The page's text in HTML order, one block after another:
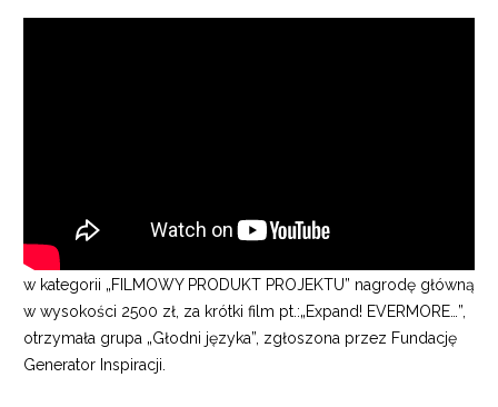
w kategorii „FILMOWY PRODUKT PROJEKTU” nagrodę główną
w wysokości 2500 zł, za krótki film pt.:„Expand! EVERMORE…”,
otrzymała grupa „Głodni języka”, zgłoszona przez Fundację
Generator Inspiracji.